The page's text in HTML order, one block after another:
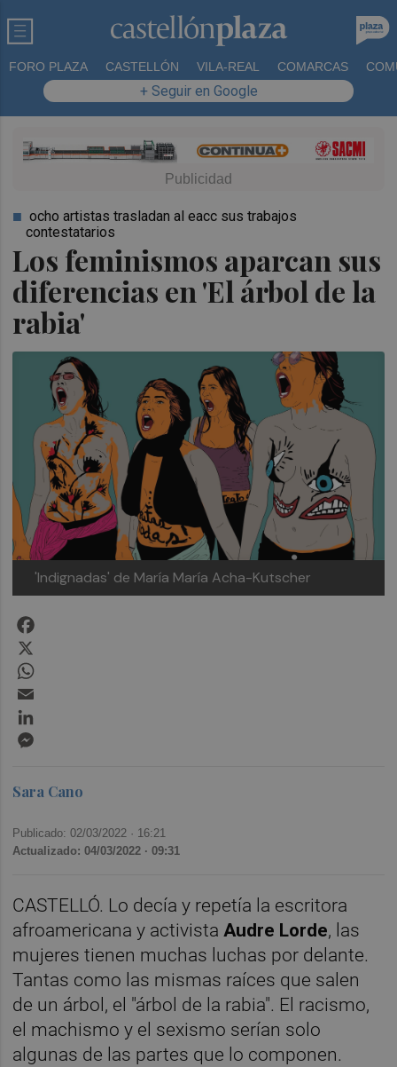
FORO PLAZA CASTELLÓN VILA-REAL COMARCAS
+ Seguir en Google
Los feminismos aparcan sus
diferencias en 'El árbol de la
rabia'
ocho artistas trasladan al eacc sus trabajos
contestatarios
'Indignadas' de María María Acha-Kutscher
Sara Cano
Publicado: 02/03/2022 · 16:21
Actualizado: 04/03/2022 · 09:31
CASTELLÓ. Lo decía y repetía la escritora
afroamericana y activistaAudre Lorde, las
mujeres tienen muchas luchas por delante.
Tantas como las mismas raíces que salen
de un árbol, el "árbol de la rabia". El racismo,
el machismo y el sexismo serían solo
algunas de las partes que lo componen.